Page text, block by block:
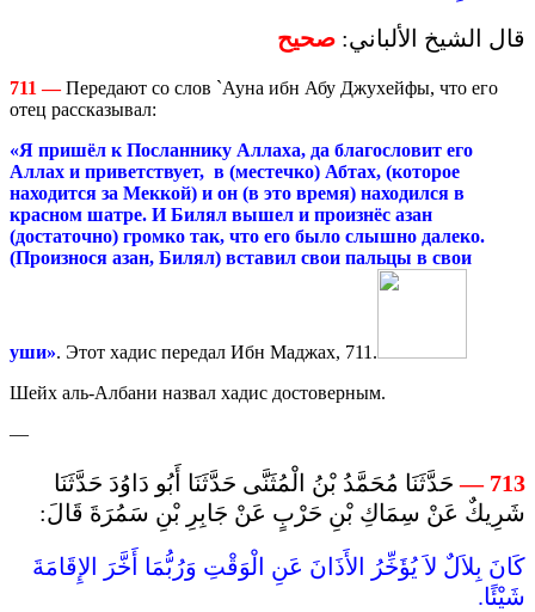
قال الشيخ الألباني: صحيح
711 —Передают со слов `Ауна ибн Абу Джухейфы, что его
отец рассказывал:
«Я пришёл к Посланнику Аллаха, да благословит его
Аллах и приветствует, в (местечко) Абтах, (которое
находится за Меккой) и он (в это время) находился в
красном шатре. И Билял вышел и произнёс азан
(достаточно) громко так, что его было слышно далеко.
(Произнося азан, Билял) вставил свои пальцы в свои
уши». Этот хадис передал Ибн Маджах, 711.
Шейх аль-Албани назвал хадис достоверным.
—
713
—حَدَّثَنَا مُحَمَّدُ بْنُ الْمُثَنَّى حَدَّثَنَا أَبُو دَاوُدَ حَدَّثَنَا
شَرِيكٌ عَنْ سِمَاكِ بْنِ حَرْبٍ عَنْ جَابِرِ بْنِ سَمُرَةَ قَالَ:
كَانَ بِلاَلٌ لاَ يُؤَخِّرُ الأَذَانَ عَنِ الْوَقْتِ وَرُبُّمَا أَخَّرَ الإِقَامَةَ
شَيْئًا.